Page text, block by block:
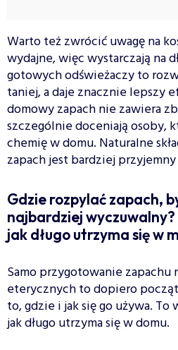
Warto też zwrócić uwagę na
wydajne, więc wystarczają na
gotowych odświeżaczy to
taniej, a daje znacznie lepszy
domowy zapach nie zawiera
szczególnie doceniają osoby,
chemię w domu. Naturalne
zapach jest bardziej
Gdzie rozpylać zapach,
najbardziej wyczuwalny?
jak długo utrzyma się w
Samo przygotowanie zapachu
eterycznych to dopiero
to, gdzie i jak się go używa. To
jak długo utrzyma się w domu.